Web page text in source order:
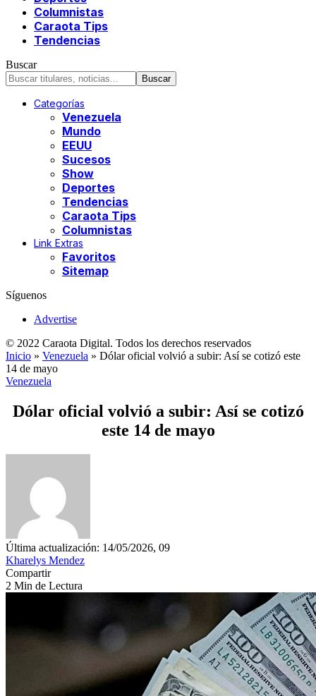
Columnistas
Caraota Tips
Tendencias
Buscar
Categorías
Venezuela
Mundo
EEUU
Sucesos
Show
Deportes
Tendencias
Caraota Tips
Columnistas
Link Extras
Favoritos
Sitemap
Síguenos
Advertise
© 2022 Caraota Digital. Todos los derechos reservados
Inicio » Venezuela » Dólar oficial volvió a subir: Así se cotizó este
14 de mayo
Venezuela
Dólar oficial volvió a subir: Así se cotizó
este 14 de mayo
Última actualización: 14/05/2026, 09
Kharelys Mendez
Compartir
2 Min de Lectura